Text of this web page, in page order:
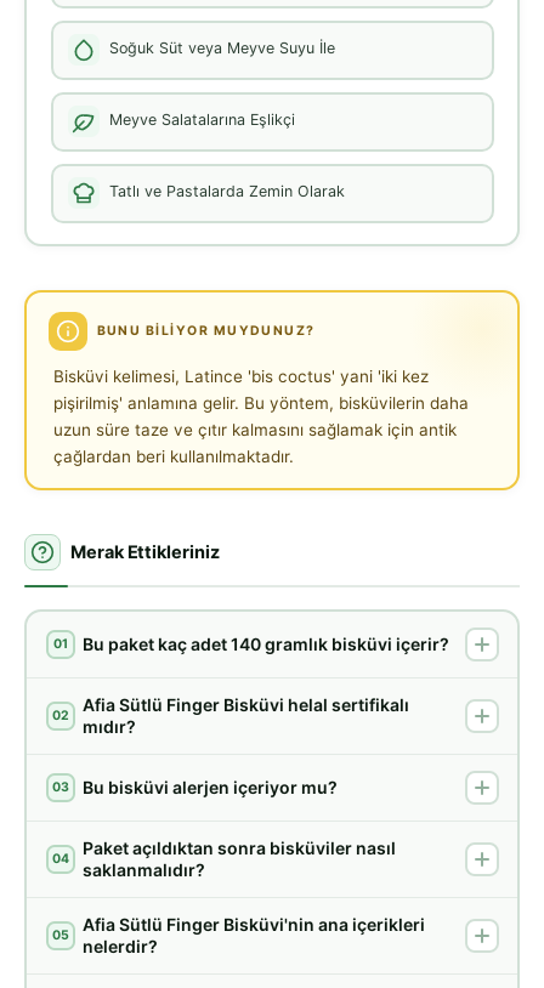
Soğuk Süt veya Meyve Suyu İle
Meyve Salatalarına Eşlikçi
Tatlı ve Pastalarda Zemin Olarak
BUNU BILIYOR MUYDUNUZ?
Bisküvi kelimesi, Latince 'bis coctus' yani 'iki kez
pişirilmiş' anlamına gelir. Bu yöntem, bisküvilerin daha
uzun süre taze ve çıtır kalmasını sağlamak için antik
çağlardan beri kullanılmaktadır.
Merak Ettikleriniz
01 Bu paket kaç adet 140 gramlık bisküvi içerir?
02
Afia Sütlü Finger Bisküvi helal sertifikalı
mıdır?
03 Bu bisküvi alerjen içeriyor mu?
04
Paket açıldıktan sonra bisküviler nasıl
saklanmalıdır?
05
Afia Sütlü Finger Bisküvi'nin ana içerikleri
nelerdir?